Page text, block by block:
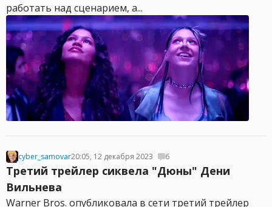
работать над сценарием, а...
cyber_samovar20:05, 12 декабря 2023 6
Третий трейлер сиквела "Дюны" Дени
Вильнева
Warner Bros. опубликовала в сети третий трейлер